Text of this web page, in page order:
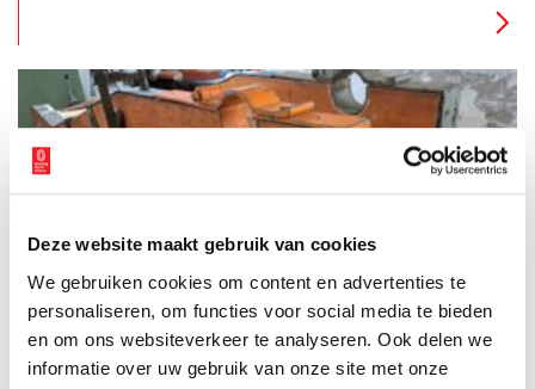
Deze website maakt gebruik van cookies
We gebruiken cookies om content en advertenties te
personaliseren, om functies voor social media te bieden
en om ons websiteverkeer te analyseren. Ook delen we
informatie over uw gebruik van onze site met onze
In het Nederlands Vestingmuseum spelen de ambachtslieden
van het leger, de makers van Defensie, een belangrijke rol.
Waar zouden de soldaten zijn zonder de makers van wapens of
uniformen? Het museum neemt je mee naar vroeger tijden,
toen timmermannen de zware onderstellen voor de kanonnen
1 min